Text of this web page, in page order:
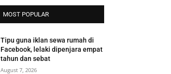
MOST POPULAR
Tipu guna iklan sewa rumah di
Facebook, lelaki dipenjara empat
tahun dan sebat
August 7, 2026